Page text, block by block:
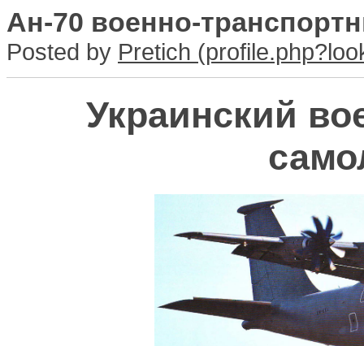
Ан-70 военно-
Posted by Pretich
Украинский